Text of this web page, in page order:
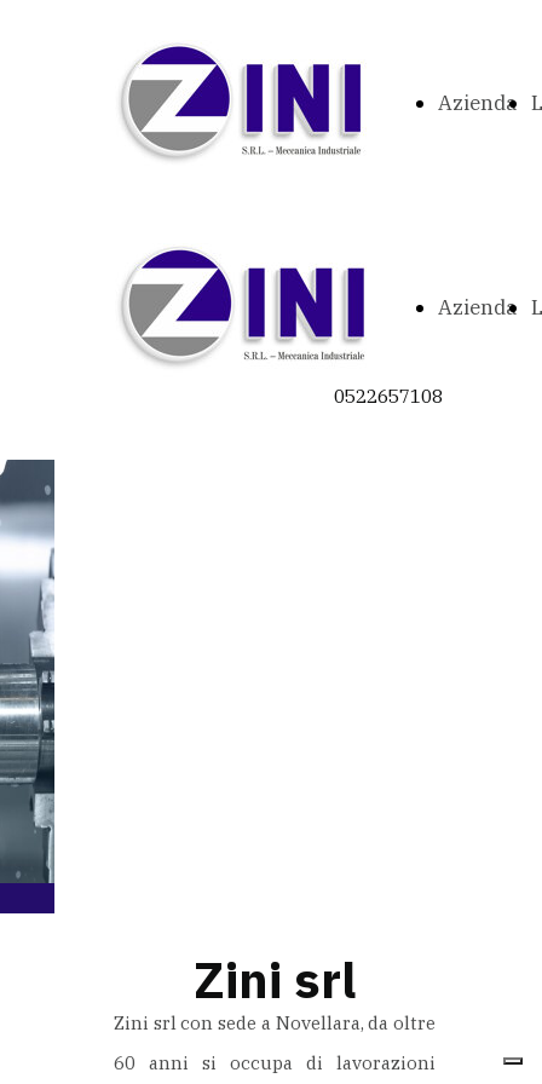
Azienda
Azienda
0522657108
Zini srl
Zini srl con sede a Novellara, da oltre
60 anni si occupa di lavorazioni